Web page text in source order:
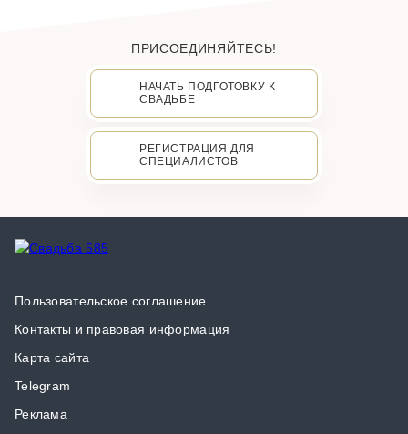
ПРИСОЕДИНЯЙТЕСЬ!
НАЧАТЬ ПОДГОТОВКУ К
СВАДЬБЕ
РЕГИСТРАЦИЯ ДЛЯ
СПЕЦИАЛИСТОВ
Пользовательское соглашение
Контакты и правовая информация
Карта сайта
Telegram
Реклама